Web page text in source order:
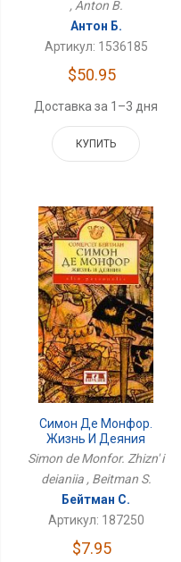
, Anton B.
Антон Б.
Артикул: 1536185
$50.95
Доставка за 1–3 дня
КУПИТЬ
Симон Де Монфор.
Жизнь И Деяния
Simon de Monfor. Zhizn' i
deianiia , Beitman S.
Бейтман С.
Артикул: 187250
$7.95